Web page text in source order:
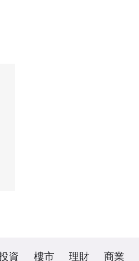
資 樓市 理財 商業